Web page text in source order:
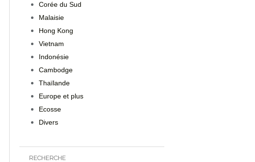
RECHERCHE
Corée du Sud
Malaisie
Hong Kong
Vietnam
Indonésie
Cambodge
Thaïlande
Europe et plus
Ecosse
Divers